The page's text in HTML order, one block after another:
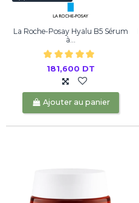
La Roche-Posay Hyalu B5 Sérum
à...
181,600 DT
Ajouter au panier